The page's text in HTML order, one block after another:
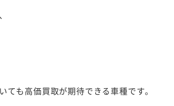
も高価買取が期待できる車種です。